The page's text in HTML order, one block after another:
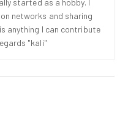
started as a hobby. I
networks and sharing
anything I can contribute
"kali"